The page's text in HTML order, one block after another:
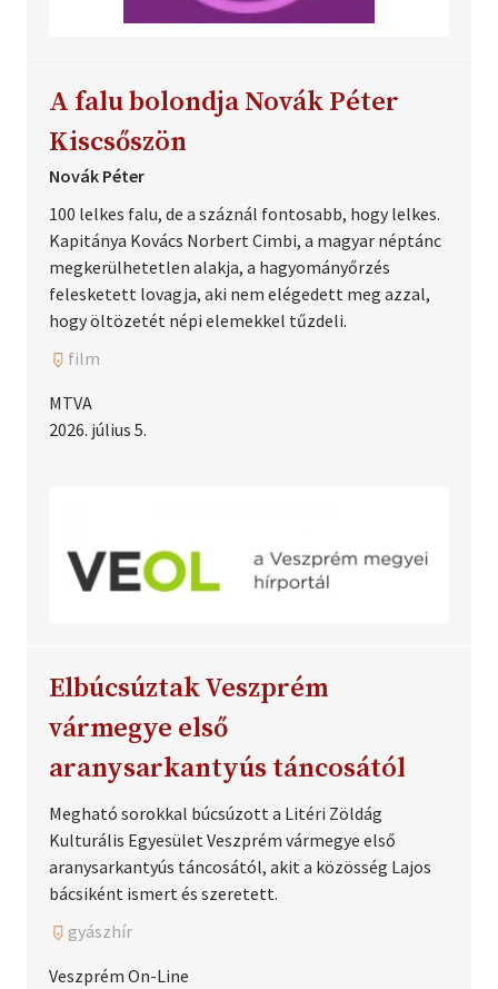
A falu bolondja Novák Péter
Kiscsőszön
Novák Péter
100 lelkes falu, de a száznál fontosabb, hogy lelkes.
Kapitánya Kovács Norbert Cimbi, a magyar néptánc
megkerülhetetlen alakja, a hagyományőrzés
felesketett lovagja, aki nem elégedett meg azzal,
hogy öltözetét népi elemekkel tűzdeli.
film
MTVA
2026. július 5.
Elbúcsúztak Veszprém
vármegye első
aranysarkantyús táncosától
Megható sorokkal búcsúzott a Litéri Zöldág
Kulturális Egyesület Veszprém vármegye első
aranysarkantyús táncosától, akit a közösség Lajos
bácsiként ismert és szeretett.
gyászhír
Veszprém On-Line